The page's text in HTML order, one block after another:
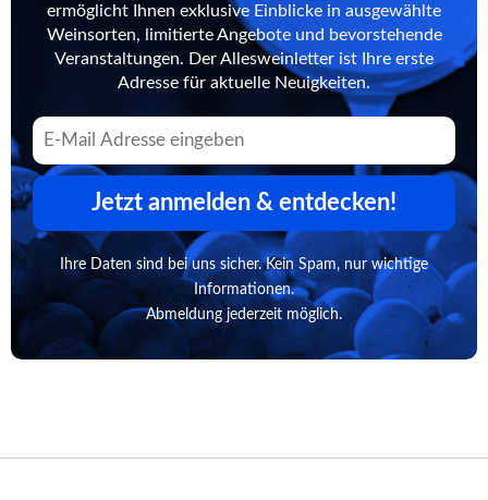
ermöglicht Ihnen exklusive Einblicke in ausgewählte
Weinsorten, limitierte Angebote und bevorstehende
Veranstaltungen. Der Allesweinletter ist Ihre erste
Adresse für aktuelle Neuigkeiten.
Jetzt anmelden & entdecken!
Ihre Daten sind bei uns sicher. Kein Spam, nur wichtige
Informationen.
Abmeldung jederzeit möglich.